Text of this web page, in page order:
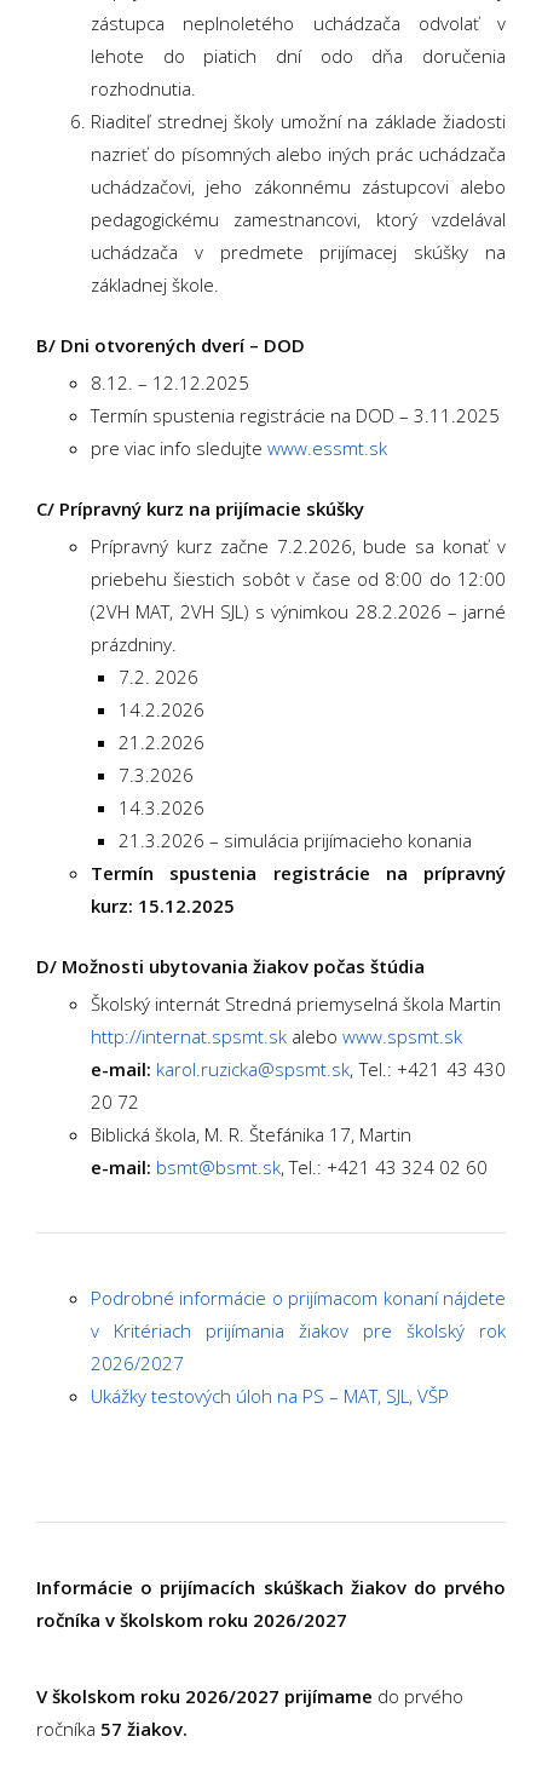
zástupca neplnoletého uchádzača odvolať v
lehote do piatich dní odo dňa doručenia
rozhodnutia.
Riaditeľ strednej školy umožní na základe žiadosti
nazrieť do písomných alebo iných prác uchádzača
uchádzačovi, jeho zákonnému zástupcovi alebo
pedagogickému zamestnancovi, ktorý vzdelával
uchádzača v predmete prijímacej skúšky na
základnej škole.
B/ Dni otvorených dverí – DOD
8.12. – 12.12.2025
Termín spustenia registrácie na DOD – 3.11.2025
pre viac info sledujte www.essmt.sk
C/ Prípravný kurz na prijímacie skúšky
Prípravný kurz začne 7.2.2026, bude sa konať v
priebehu šiestich sobôt v čase od 8:00 do 12:00
(2VH MAT, 2VH SJL) s výnimkou 28.2.2026 – jarné
prázdniny.
7.2. 2026
14.2.2026
21.2.2026
7.3.2026
14.3.2026
21.3.2026 – simulácia prijímacieho konania
Termín spustenia registrácie na prípravný
kurz: 15.12.2025
D/ Možnosti ubytovania žiakov počas štúdia
Školský internát Stredná priemyselná škola Martin
http://internat.spsmt.sk alebo www.spsmt.sk
e-mail: karol.ruzicka@spsmt.sk, Tel.: +421 43 430
20 72
Biblická škola, M. R. Štefánika 17, Martin
e-mail: bsmt@bsmt.sk, Tel.: +421 43 324 02 60
Podrobné informácie o prijímacom konaní nájdete
v Kritériach prijímania žiakov pre školský rok
2026/2027
Ukážky testových úloh na PS – MAT, SJL, VŠP
Informácie o prijímacích skúškach žiakov do prvého
ročníka v školskom roku 2026/2027
V školskom roku 2026/2027 prijímame do prvého
ročníka 57 žiakov.